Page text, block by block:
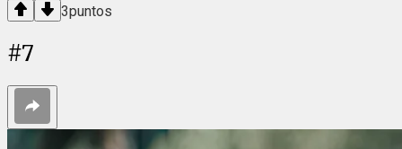
3puntos
#7